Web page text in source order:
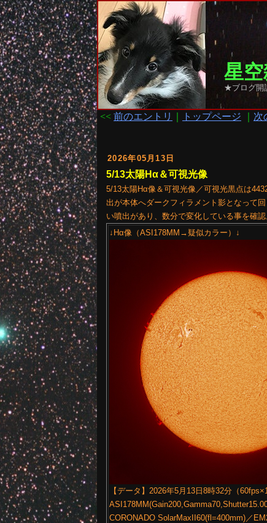
星
★ブログ開
<< 前のエントリ トップページ 次
2026年05月13日
5/13太陽Hα＆可視光像
5/13太陽Hα像＆可視光像／可視光黒点は
出が本体へダークフィラメント影となって
い噴出があり、数分で変化している事を確認
↓Hα像（ASI178MM→疑似カラー）↓
【データ】2026年5月13日8時32分（
CORONADO SolarMaxII60(fl=400mm)／